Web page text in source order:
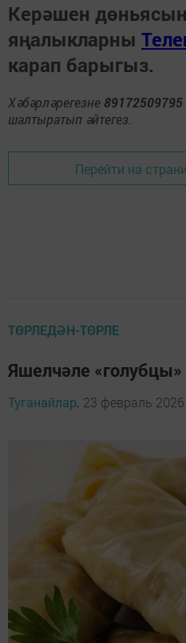
Керәшен
яңалыкларны
карап барыгыз.
Хәбәрләрегезне 89172509795
шалтыратып әйтегез.
Перейти на
ТӨРЛЕДӘН-ТӨРЛЕ
Яшелчәле
Туганайлар, 23 февраль 2026